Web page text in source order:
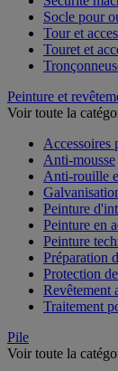
Socle pour
Tour et
Touret et
Peinture et
Voir toute la
Accessoires
Anti-mousse
Anti-rouille
Peinture
Peinture en
Peinture
Préparation
Protection
Revêtement
Traitement
Pile
Voir toute la